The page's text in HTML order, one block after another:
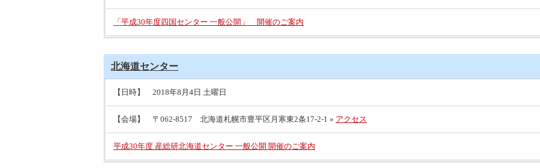
「平成30年度四国センター 一般公開」 開催のご案内
北海道センター
【日時】 2018年8月4日 土曜日
【会場】 〒062-8517 北海道札幌市豊平区月寒東2条17-2-1 » アクセス
平成30年度 産総研北海道センター 一般公開 開催のご案内